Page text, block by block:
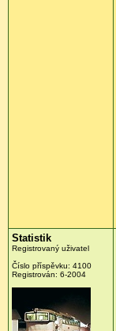
Statistik
Registrovaný uživatel
Číslo příspěvku: 4100
Registrován: 6-2004